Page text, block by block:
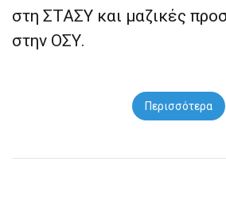
στη ΣΤΑΣΥ και μαζικές
στην ΟΣΥ.
Περισσότερα